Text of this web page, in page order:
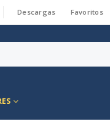
Descargas Favoritos